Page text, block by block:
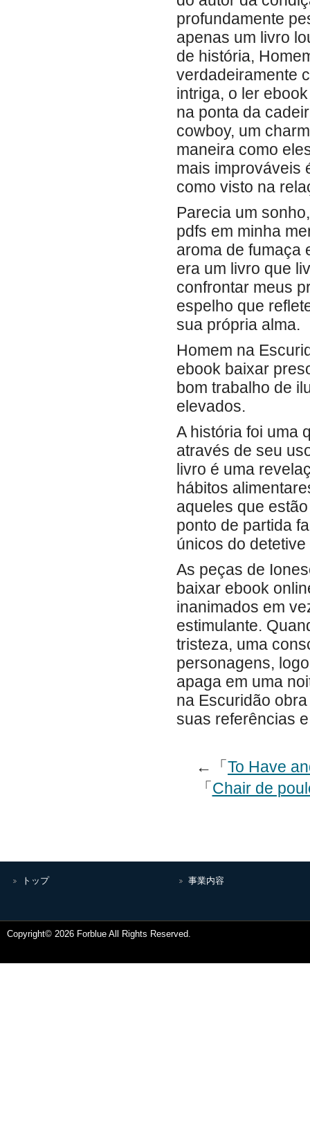
profundamente
apenas um livro
de história,
verdadeiramente
intriga, o ler
na ponta da
cowboy, um
maneira como
mais improváveis
como visto na
Parecia um
pdfs em minha
aroma de fumaça
era um livro que
confrontar meus
espelho que
sua própria alma.
Homem na
ebook baixar
bom trabalho de
elevados.
A história foi uma
através de seu
livro é uma
hábitos
aqueles que
ponto de partida
únicos do
As peças de
baixar ebook
inanimados em
estimulante.
tristeza, uma
personagens,
apaga em uma
na Escuridão
suas referências
←「To Have
「Chair de
トップ 事業内容
Copyright© 2026 Forblue All Rights Reserved.